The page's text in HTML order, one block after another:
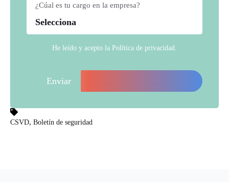
¿Cúal es tu cargo en la empresa?
He leído y acepto la Política de privacidad
CSVD, Boletín de seguridad